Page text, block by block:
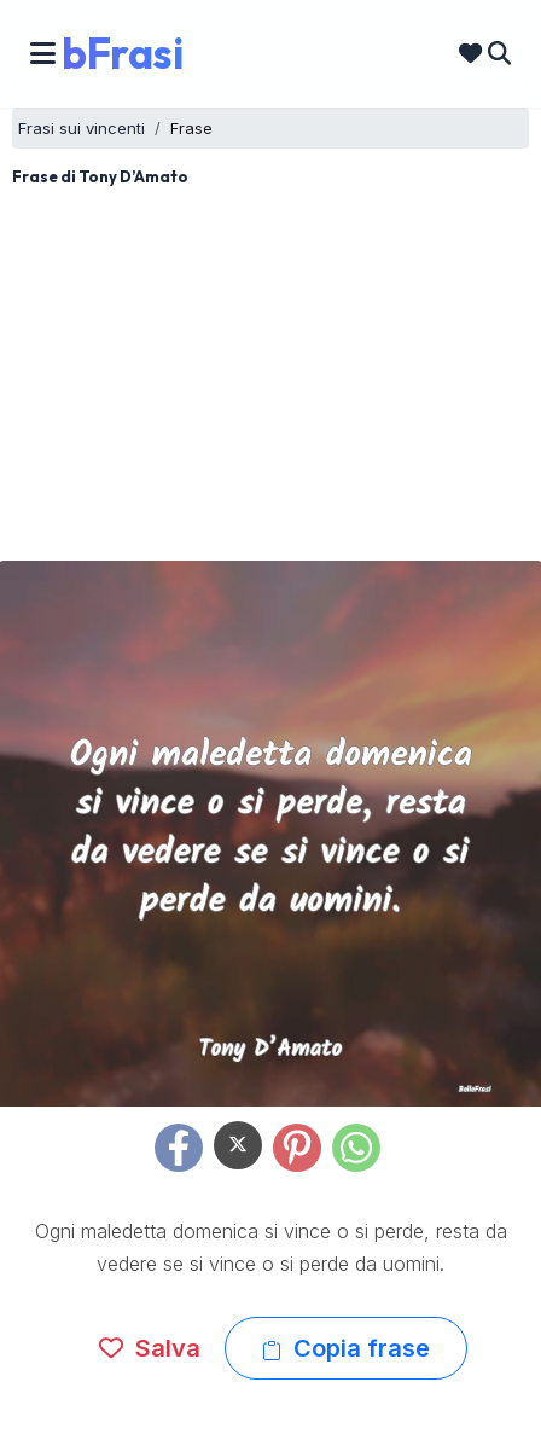
bFrasi
Frasi sui vincenti Frase
Frase di Tony D’Amato
Ogni maledetta domenica si vince o si perde, resta da
vedere se si vince o si perde da uomini.
Salva Copia frase